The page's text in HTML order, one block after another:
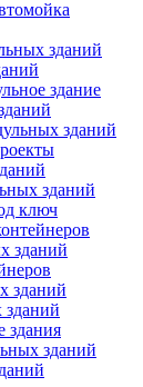
зданий
здание
зданий
зданий
ключ
зданий
зданий
зданий
здания
зданий